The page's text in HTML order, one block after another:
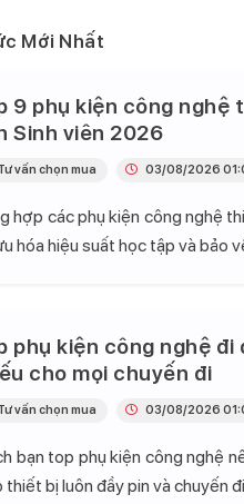
Mới Nhất
9 phụ kiện công nghệ
Sinh viên 2026
hợp các phụ kiện công nghệ
hóa hiệu suất học tập và bảo
vấn chọn mua 03/08/2026
phụ kiện công nghệ
cho mọi chuyến đi
bạn top phụ kiện công nghệ
thiết bị luôn đầy pin và chuyến
vấn chọn mua 03/08/2026